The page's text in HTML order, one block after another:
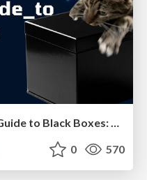
0 570